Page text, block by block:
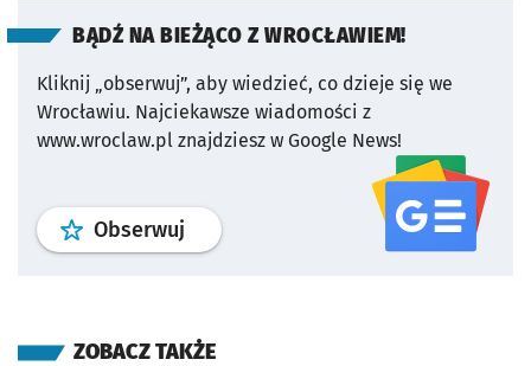
BĄDŹ NA BIEŻĄCO Z WROCŁAWIEM!
Kliknij „obserwuj”, aby wiedzieć, co dzieje się we
Wrocławiu. Najciekawsze wiadomości z
www.wroclaw.pl znajdziesz w Google News!
Obserwuj profil serwisu
ZOBACZ TAKŻE